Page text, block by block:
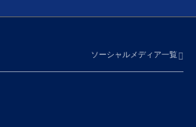
ソーシャルメディア一覧